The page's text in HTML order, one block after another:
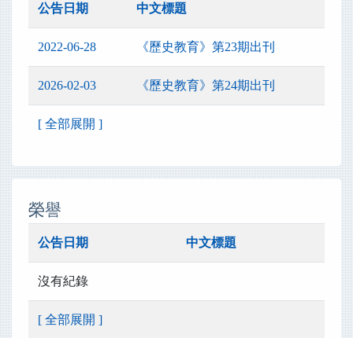
公告日期 中文標題
2022-06-28 《歷史教育》第23期出刊
2026-02-03 《歷史教育》第24期出刊
[ 全部展開 ]
榮譽
公告日期 中文標題
沒有紀錄
[ 全部展開 ]